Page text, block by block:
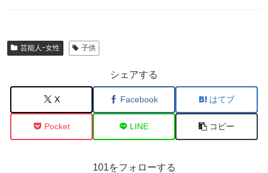
芸能人ｰ女性 子供
シェアする
X Facebook はてブ
Pocket LINE コピー
101をフォローする